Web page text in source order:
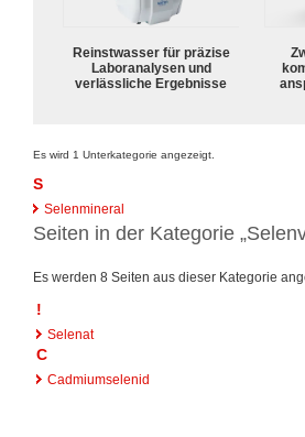
Reinstwasser für präzise
Laboranalysen und
verlässliche Ergebnisse
Es wird 1 Unterkategorie angezeigt.
S
Selenmineral
Seiten in der Kategorie
Es werden 8 Seiten aus dieser Kategorie
!
Selenat
C
Cadmiumselenid